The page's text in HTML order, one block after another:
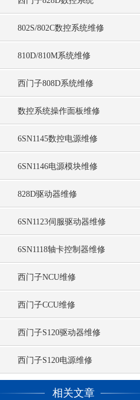
802S/802C数控系统维修
810D/810M系统维修
西门子808D系统维修
数控系统操作面板维修
6SN1145数控电源维修
6SN1146电源模块维修
828D驱动器维修
6SN1123伺服驱动器维修
6SN1118轴卡控制器维修
西门子NCU维修
西门子CCU维修
西门子S120驱动器维修
西门子S120电源维修
相关文章